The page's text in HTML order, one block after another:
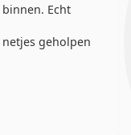
Echt
geholpen